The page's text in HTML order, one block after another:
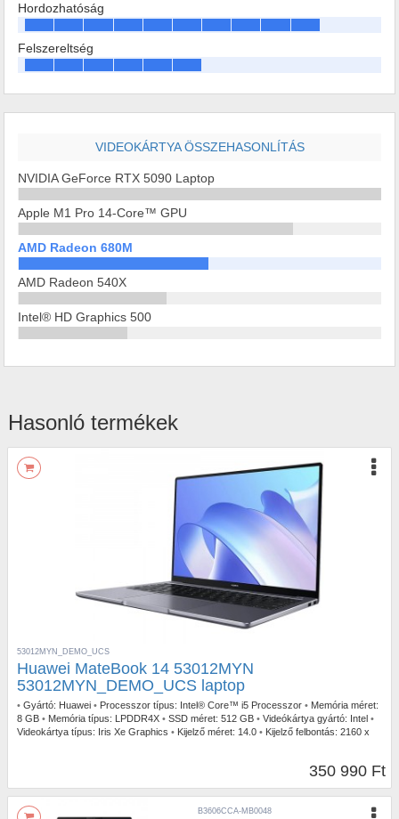
Hordozhatóság
Felszereltség
VIDEOKÁRTYA ÖSSZEHASONLÍTÁS
NVIDIA GeForce RTX 5090 Laptop
Apple M1 Pro 14-Core™ GPU
AMD Radeon 680M
AMD Radeon 540X
Intel® HD Graphics 500
Hasonló termékek
53012MYN_DEMO_UCS
Huawei MateBook 14 53012MYN
53012MYN_DEMO_UCS laptop
• Gyártó: Huawei • Processzor típus: Intel® Core™ i5 Processzor • Memória méret:
8 GB • Memória típus: LPDDR4X • SSD méret: 512 GB • Videókártya gyártó: Intel •
Videokártya típus: Iris Xe Graphics • Kijelző méret: 14.0 • Kijelző felbontás: 2160 x
350 990 Ft
B3606CCA-MB0048